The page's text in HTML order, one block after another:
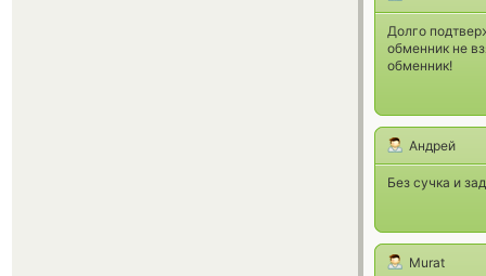
Долго
обменник не
обменник!
Андрей
Без сучка и
Murat